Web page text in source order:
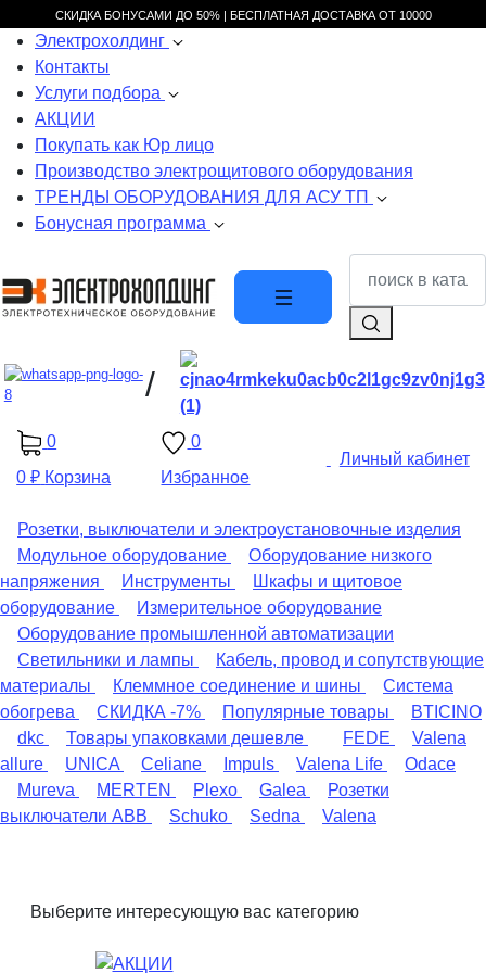
СКИДКА БОНУСАМИ ДО 50% | БЕСПЛАТНАЯ ДОСТАВКА ОТ 10000
Электрохолдинг
Контакты
Услуги подбора
АКЦИИ
Покупать как Юр лицо
Производство электрощитового оборудования
ТРЕНДЫ ОБОРУДОВАНИЯ ДЛЯ АСУ ТП
Бонусная программа
/
0
0 ₽ Корзина
Личный кабинет
0
Избранное
Розетки, выключатели и электроустановочные изделия
Модульное оборудование
Оборудование низкого
напряжения
Инструменты
Шкафы и щитовое
оборудование
Измерительное оборудование
Оборудование промышленной автоматизации
Светильники и лампы
Кабель, провод и сопутствующие
материалы
Клеммное соединение и шины
Система
обогрева
СКИДКА -7% Популярные товары
BTICINO
dkc
Товары упаковками дешевле FEDE
Valena
allure
UNICA Celiane Impuls Valena Life
Odace
Mureva
MERTEN Plexo Galea
Розетки
выключатели ABB
Schuko Sedna Valena
Выберите интересующую вас категорию